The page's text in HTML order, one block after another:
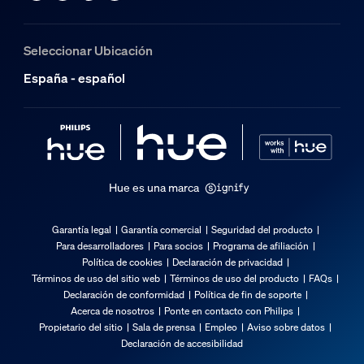
Características/accesorios
Regulable con aplicación Hue e interruptor
Totalmente impermeable
Índice de reproducción cromática (IRC)
≥80
Varios
Seleccionar Ubicación
España - español
Hue es una marca
Garantía legal Garantía comercial
Seguridad del producto
Para desarrolladores
Para socios
Programa de afiliación
Política de cookies
Declaración de privacidad
Términos de uso del sitio web
Términos de uso del producto
FAQs
Declaración de conformidad
Política de fin de soporte
Acerca de nosotros
Ponte en contacto con Philips
Propietario del sitio
Sala de prensa Empleo
Aviso sobre datos
Declaración de accesibilidad